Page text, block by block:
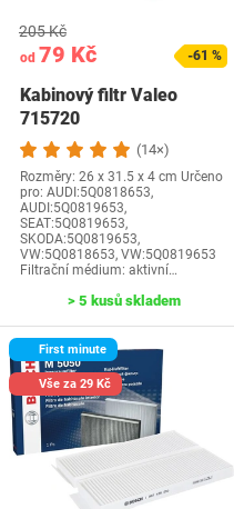
od 79 Kč
205 Kč
-61 %
Kabinový filtr Valeo
715720
(14×)
Rozměry: 26 x 31.5 x 4 cm Určeno
pro: AUDI:5Q0818653,
AUDI:5Q0819653,
SEAT:5Q0819653,
SKODA:5Q0819653,
VW:5Q0818653, VW:5Q0819653
Filtrační médium: aktivní…
> 5 kusů skladem
First minute
Vše za 29 Kč